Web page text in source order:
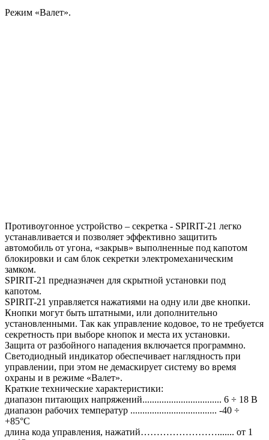
Режим «Валет».
Противоугонное устройство – секретка - SPIRIT-21 легко
устанавливается и позволяет эффективно защитить
автомобиль от угона, «закрыв» выполненные под капотом
блокировки и сам блок секретки электромеханическим
замком.
SPIRIT-21 предназначен для скрытной установки под
капотом.
SPIRIT-21 управляется нажатиями на одну или две кнопки.
Кнопки могут быть штатными, или дополнительно
установленными. Так как управление кодовое, то не требуется
секретность при выборе кнопок и места их установки.
Защита от разбойного нападения включается программно.
Светодиодный индикатор обеспечивает наглядность при
управлении, при этом не демаскирует систему во время
охраны и в режиме «Валет».
Краткие технические характеристики:
диапазон питающих напряжений................................. 6 ÷ 18 В
диапазон рабочих температур .................................... -40 ÷
+85°C
длина кода управления, нажатий……………………....... от 1